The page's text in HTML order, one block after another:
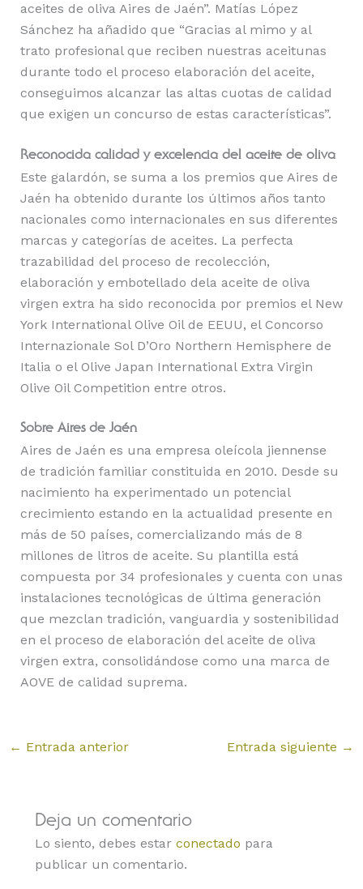
aceites de oliva Aires de Jaén”. Matías López
Sánchez ha añadido que “Gracias al mimo y al
trato profesional que reciben nuestras aceitunas
durante todo el proceso elaboración del aceite,
conseguimos alcanzar las altas cuotas de calidad
que exigen un concurso de estas características”.
Reconocida calidad y excelencia del aceite de oliva
Este galardón, se suma a los premios que Aires de
Jaén ha obtenido durante los últimos años tanto
nacionales como internacionales en sus diferentes
marcas y categorías de aceites. La perfecta
trazabilidad del proceso de recolección,
elaboración y embotellado dela aceite de oliva
virgen extra ha sido reconocida por premios el New
York International Olive Oil de EEUU, el Concorso
Internazionale Sol D’Oro Northern Hemisphere de
Italia o el Olive Japan International Extra Virgin
Olive Oil Competition entre otros.
Sobre Aires de Jaén
Aires de Jaén es una empresa oleícola jiennense
de tradición familiar constituida en 2010. Desde su
nacimiento ha experimentado un potencial
crecimiento estando en la actualidad presente en
más de 50 países, comercializando más de 8
millones de litros de aceite. Su plantilla está
compuesta por 34 profesionales y cuenta con unas
instalaciones tecnológicas de última generación
que mezclan tradición, vanguardia y sostenibilidad
en el proceso de elaboración del aceite de oliva
virgen extra, consolidándose como una marca de
AOVE de calidad suprema.
← Entrada anterior Entrada siguiente →
Deja un comentario
Lo siento, debes estar conectado para
publicar un comentario.